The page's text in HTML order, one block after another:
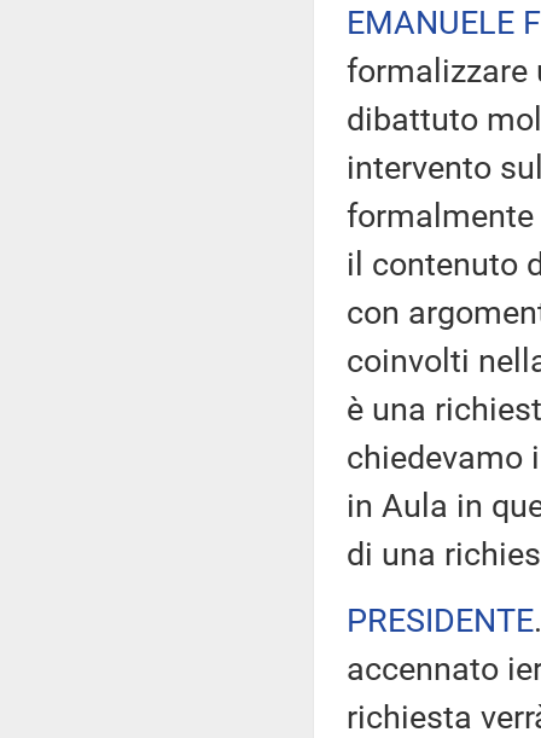
EMANUELE
formalizzare
dibattuto
intervento
formalmente
il contenuto
con
coinvolti
è una
chiedevamo
in Aula in
di una
PRESIDENTE
accennato
richiesta